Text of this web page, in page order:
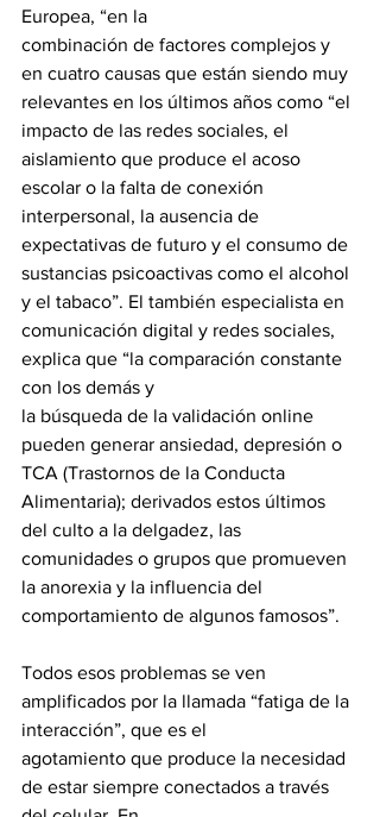
Europea, “en la
combinación de factores complejos y
en cuatro causas que están siendo muy
relevantes en los últimos años como “el
impacto de las redes sociales, el
aislamiento que produce el acoso
escolar o la falta de conexión
interpersonal, la ausencia de
expectativas de futuro y el consumo de
sustancias psicoactivas como el alcohol
y el tabaco”. El también especialista en
comunicación digital y redes sociales,
explica que “la comparación constante
con los demás y
la búsqueda de la validación online
pueden generar ansiedad, depresión o
TCA (Trastornos de la Conducta
Alimentaria); derivados estos últimos
del culto a la delgadez, las
comunidades o grupos que promueven
la anorexia y la influencia del
comportamiento de algunos famosos”.
Todos esos problemas se ven
amplificados por la llamada “fatiga de la
interacción”, que es el
agotamiento que produce la necesidad
de estar siempre conectados a través